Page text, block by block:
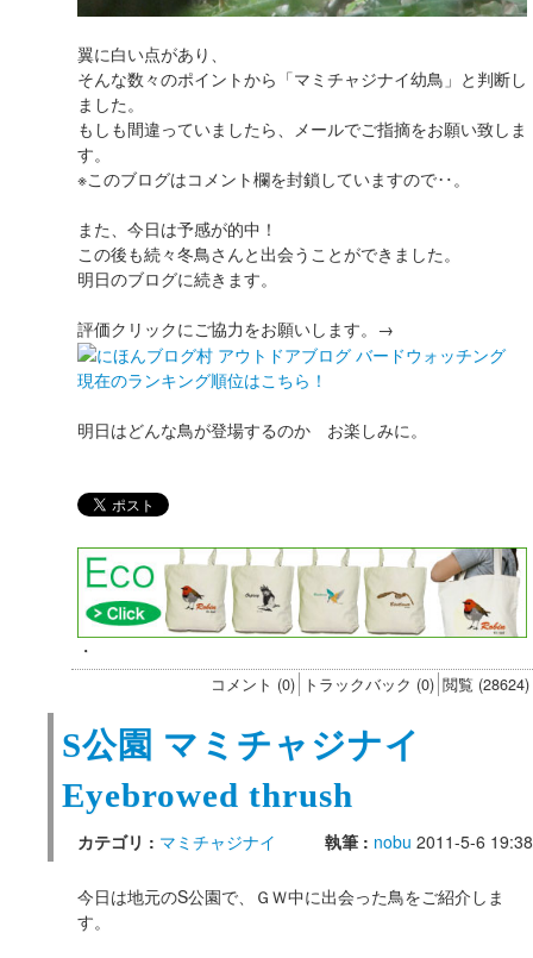
翼に白い点があり、
そんな数々のポイントから「マミチャジナイ幼鳥」と判断し
ました。
もしも間違っていましたら、メールでご指摘をお願い致しま
す。
※このブログはコメント欄を封鎖していますので‥。
また、今日は予感が的中！
この後も続々冬鳥さんと出会うことができました。
明日のブログに続きます。
評価クリックにご協力をお願いします。→
現在のランキング順位はこちら！
明日はどんな鳥が登場するのか お楽しみに。
・
コメント (0) トラックバック (0) 閲覧 (28624)
S公園 マミチャジナイ
Eyebrowed thrush
カテゴリ : マミチャジナイ 執筆 : nobu 2011-5-6 19:38
今日は地元のS公園で、ＧＷ中に出会った鳥をご紹介しま
す。